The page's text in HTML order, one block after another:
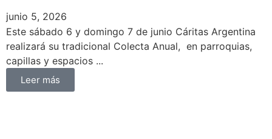
junio 5, 2026
Este sábado 6 y domingo 7 de junio Cáritas Argentina
realizará su tradicional Colecta Anual, en parroquias,
capillas y espacios ...
Leer más